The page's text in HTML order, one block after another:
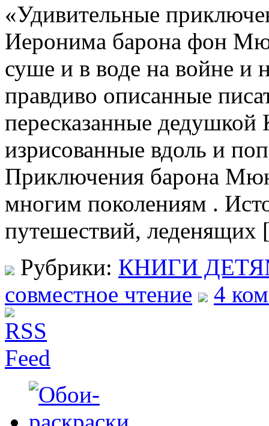
«Удивительные
Иеронима барона фон
суше и в воде на войне и
правдиво описанные
пересказанные
изрисованные вдоль и
Приключения барона
многим поколениям .
путешествий,
Рубрики: КНИГИ
совместное чтение
4